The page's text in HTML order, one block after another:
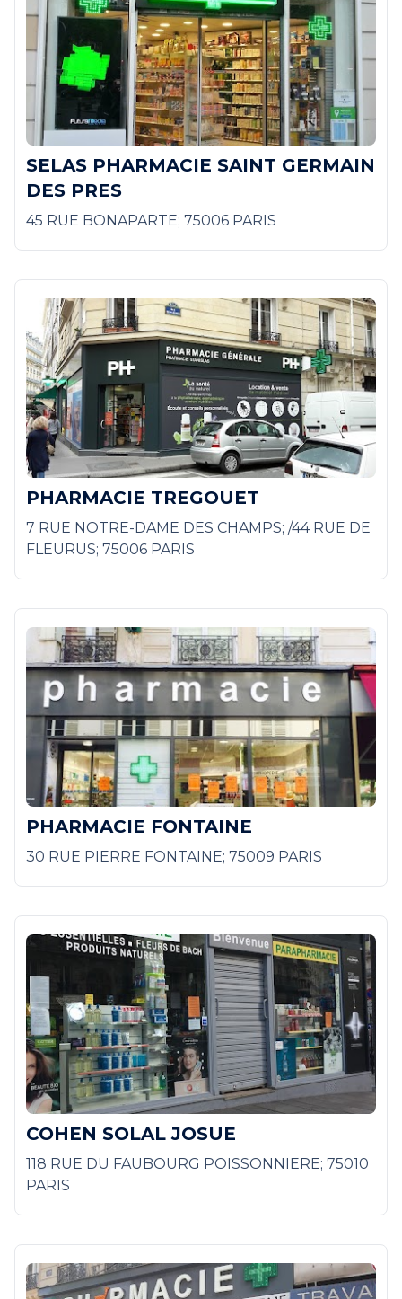
SELAS PHARMACIE SAINT GERMAIN
DES PRES
45 RUE BONAPARTE; 75006 PARIS
PHARMACIE TREGOUET
7 RUE NOTRE-DAME DES CHAMPS; /44 RUE DE
FLEURUS; 75006 PARIS
PHARMACIE FONTAINE
30 RUE PIERRE FONTAINE; 75009 PARIS
COHEN SOLAL JOSUE
118 RUE DU FAUBOURG POISSONNIERE; 75010
PARIS